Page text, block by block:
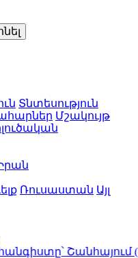
Տնտեսություն
Մշակույթ
Ռուսաստան Այլ
Շանհայում